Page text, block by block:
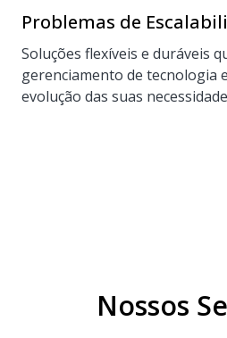
Problemas de
Soluções flexíveis e duráveis
gerenciamento de tecnologia
evolução das suas
Nossos